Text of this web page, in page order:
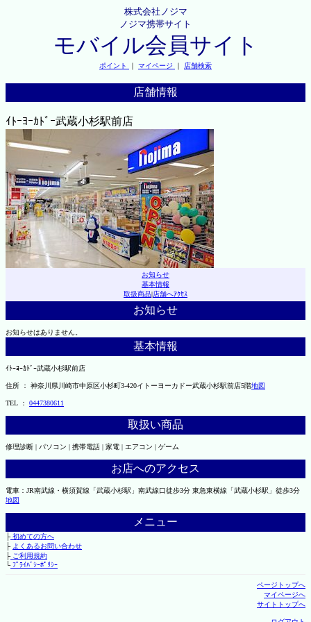
株式会社ノジマ
ノジマ携帯サイト
モバイル会員サイト
ポイント ｜ マイページ ｜ 店舗検索
店舗情報
ｲﾄｰﾖｰｶﾄﾞｰ武蔵小杉駅前店
お知らせ
基本情報
取扱商品|店舗へｱｸｾｽ
お知らせ
お知らせはありません。
基本情報
ｲﾄｰﾖｰｶﾄﾞｰ武蔵小杉駅前店
住所 ： 神奈川県川崎市中原区小杉町3-420イトーヨーカドー武蔵小杉駅前店5階地図
TEL ： 0447380611
取扱い商品
修理診断 | パソコン | 携帯電話 | 家電 | エアコン | ゲーム
お店へのアクセス
電車：JR南武線・横須賀線「武蔵小杉駅」南武線口徒歩3分 東急東横線「武蔵小杉駅」徒歩3分
地図
メニュー
├初めての方へ
├ よくあるお問い合わせ
├ご利用規約
└ﾌﾟﾗｲﾊﾞｼｰﾎﾟﾘｼｰ
ページトップへ
マイページへ
サイトトップへ